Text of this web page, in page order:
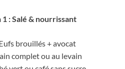
: Salé & nourrissant
brouillés + avocat
complet ou au levain